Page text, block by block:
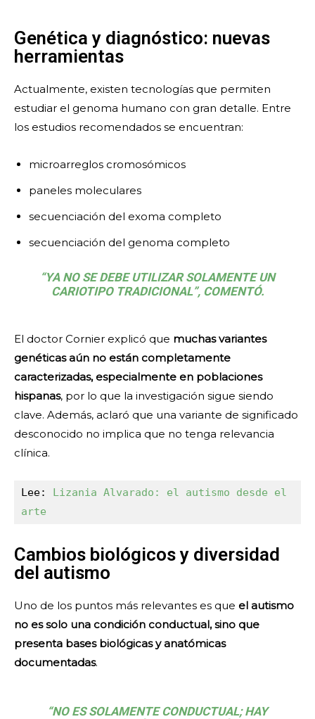
Genética y diagnóstico: nuevas
herramientas
Actualmente, existen tecnologías que permiten
estudiar el genoma humano con gran detalle. Entre
los estudios recomendados se encuentran:
microarreglos cromosómicos
paneles moleculares
secuenciación del exoma completo
secuenciación del genoma completo
“YA NO SE DEBE UTILIZAR SOLAMENTE UN
CARIOTIPO TRADICIONAL”, COMENTÓ.
El doctor Cornier explicó que muchas variantes
genéticas aún no están completamente
caracterizadas, especialmente en poblaciones
hispanas, por lo que la investigación sigue siendo
clave. Además, aclaró que una variante de significado
desconocido no implica que no tenga relevancia
clínica.
Lee: Lizania Alvarado: el autismo desde el
arte
Cambios biológicos y diversidad
del autismo
Uno de los puntos más relevantes es que el autismo
no es solo una condición conductual, sino que
presenta bases biológicas y anatómicas
documentadas.
“NO ES SOLAMENTE CONDUCTUAL; HAY